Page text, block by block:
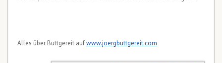
Alles über Buttgereit aufwww.joergbuttgereit.com